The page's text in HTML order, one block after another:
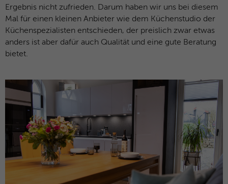
Ergebnis nicht zufrieden. Darum haben wir uns bei diesem
Mal für einen kleinen Anbieter wie dem Küchenstudio der
Küchenspezialisten entschieden, der preislich zwar etwas
anders ist aber dafür auch Qualität und eine gute Beratung
bietet.